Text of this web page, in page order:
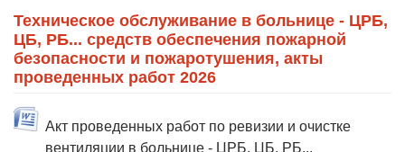
Техническое обслуживание в больнице - ЦРБ,
ЦБ, РБ... средств обеспечения пожарной
безопасности и пожаротушения, акты
проведенных работ 2026
Акт проведенных работ по ревизии и очистке
вентиляции в больнице - ЦРБ, ЦБ, РБ...